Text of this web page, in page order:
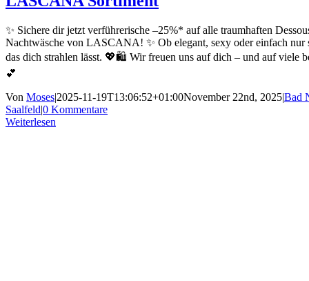
✨ Sichere dir jetzt verführerische –25%* auf alle traumhaften
Nachtwäsche von LASCANA! ✨ Ob elegant, sexy oder einfach nur
das dich strahlen lässt. 💖🛍️ Wir freuen uns auf dich – und auf viele
💕
Von Moses|2025-11-19T13:06:52+01:00November 22nd, 2025|Bad
Saalfeld|0 Kommentare
Weiterlesen